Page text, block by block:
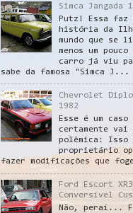
Simca Jangada
Putz! Essa faz
história da
mundo que se
menos um pouco
carro já viu
sabe da famosa "Simca J...
Chevrolet
1982
Esse é um caso
certamente vai
polêmica: Isso
proprietário
fazer modificações que
Ford Escort XR3
Conversível
Não, peraí...